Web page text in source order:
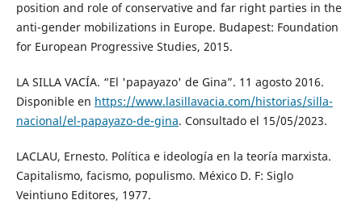
position and role of conservative and far right parties in the
anti-gender mobilizations in Europe. Budapest: Foundation
for European Progressive Studies, 2015.
LA SILLA VACÍA. “El 'papayazo' de Gina”. 11 agosto 2016.
Disponible en https://www.lasillavacia.com/historias/silla-
nacional/el-papayazo-de-gina. Consultado el 15/05/2023.
LACLAU, Ernesto. Política e ideología en la teoría marxista.
Capitalismo, facismo, populismo. México D. F: Siglo
Veintiuno Editores, 1977.